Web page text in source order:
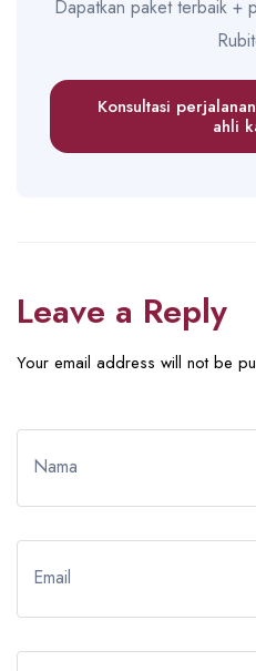
Dapatkan paket terbaik +
Konsultasi
ahli
Leave a Reply
Your email address will not be
Nama
Email